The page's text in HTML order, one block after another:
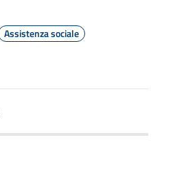
Assistenza sociale